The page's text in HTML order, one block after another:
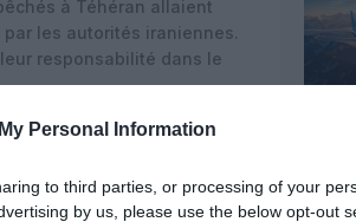
Personal Information
to third parties, or processing of your
by us, please use the below opt-out
à Téhéran allaient
les autorités iraniennes.
responsabilité dans le